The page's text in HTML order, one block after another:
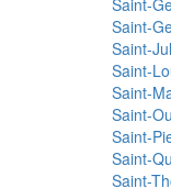
Saint-
Saint-
Saint-
Saint-
Saint-
Saint-
Saint-
Saint-
Saint-